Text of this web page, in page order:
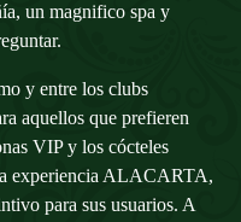
un magnifico spa y
y entre los clubs
aquellos que prefieren
VIP y los cócteles
experiencia ALACARTA,
para sus usuarios. A